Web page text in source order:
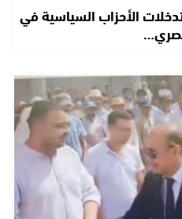
تدخلات الأحزاب السياسية في